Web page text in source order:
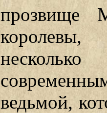
прозвище
ведьмой,